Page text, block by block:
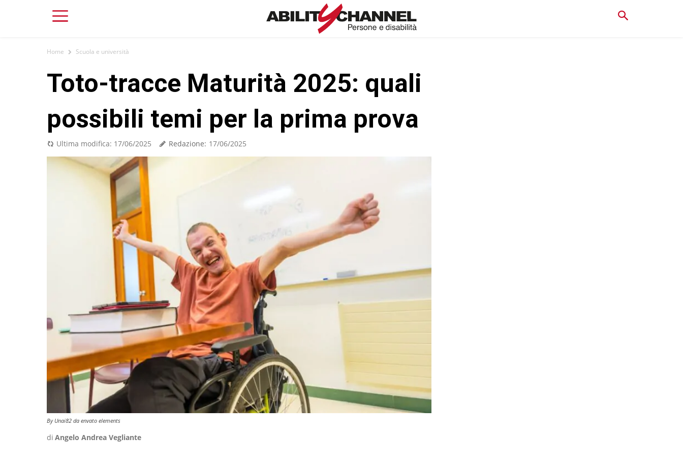
Home Scuola e università
Toto-tracce Maturità 2025: quali
possibili temi per la prima prova
Ultima modifica: 17/06/2025 Redazione: 17/06/2025
By Unai82 da envato elements
di Angelo Andrea Vegliante